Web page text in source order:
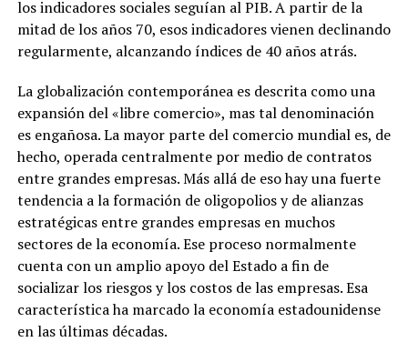
los indicadores sociales seguían al PIB. A partir de la
mitad de los años 70, esos indicadores vienen declinando
regularmente, alcanzando índices de 40 años atrás.
La globalización contemporánea es descrita como una
expansión del «libre comercio», mas tal denominación
es engañosa. La mayor parte del comercio mundial es, de
hecho, operada centralmente por medio de contratos
entre grandes empresas. Más allá de eso hay una fuerte
tendencia a la formación de oligopolios y de alianzas
estratégicas entre grandes empresas en muchos
sectores de la economía. Ese proceso normalmente
cuenta con un amplio apoyo del Estado a fin de
socializar los riesgos y los costos de las empresas. Esa
característica ha marcado la economía estadounidense
en las últimas décadas.